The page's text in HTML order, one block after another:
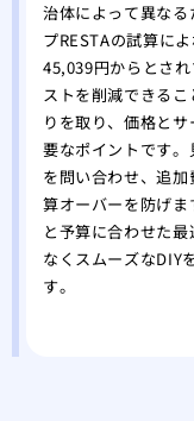
治体によって異な
プRESTAの試算に
45,039円からとさ
ストを削減できる
りを取り、価格と
要なポイントです
を問い合わせ、追
算オーバーを防げ
と予算に合わせた
なくスムーズなDIY
す。